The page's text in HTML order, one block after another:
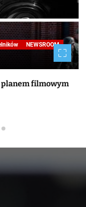
NEWSROOM
planem filmowym